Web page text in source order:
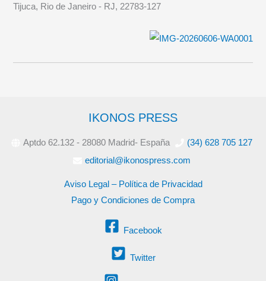
Tijuca, Rio de Janeiro - RJ, 22783-127
IKONOS PRESS
Aptdo 62.132 - 28080 Madrid- España
(34) 628 705 127
editorial@ikonospress.com
Aviso Legal – Política de Privacidad
Pago y Condiciones de Compra
Facebook
Twitter